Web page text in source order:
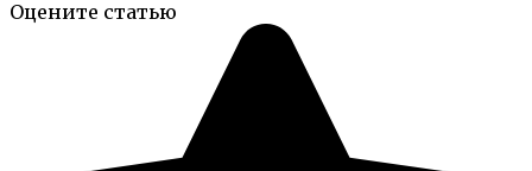
Оцените статью